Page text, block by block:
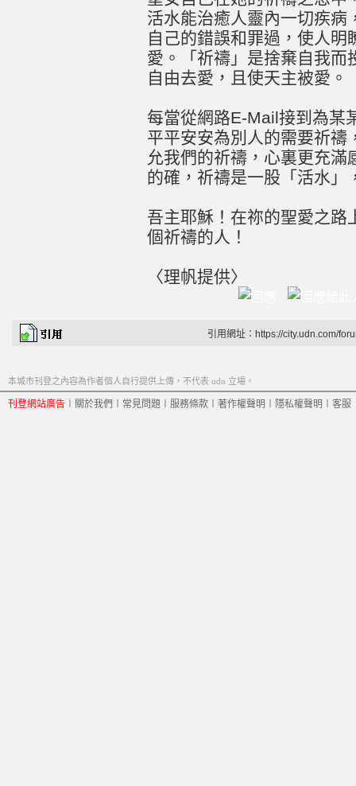
活水能治癒人靈內一切疾病
自己的錯誤和罪過，使人明
愛。「祈禱」是捨棄自我而
自由去愛，且使天主被愛。
每當從網路E-Mail接到為某
平平安安為別人的需要祈禱
允我們的祈禱，心裏更充滿
的確，祈禱是一股「活水」
吾主耶穌！在祢的聖愛之路
個祈禱的人！
〈理帆提供〉
引用網址：https://city.udn.com/
本城市刊登之內容為作者個人自行提供上傳，不代表 udn 立場。
刊登網站廣告 關於我們 常見問題 服務條款 著作權聲明 隱私權聲明 客服